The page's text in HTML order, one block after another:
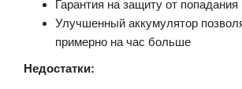
Гарантия на защиту от попадания
Улучшенный аккумулятор
примерно на час больше
Недостатки: